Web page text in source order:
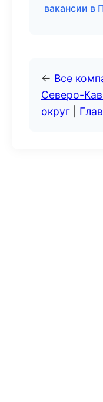
вакансии в
← Все
Северо-
округ